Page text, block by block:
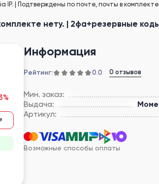
IP. | Подтверждены по почте, почты в
нету. | 2фа+резервные
Информация
Рейтинг: 0.0 0 отзывов
Мин. заказ:
Выдача:
Артикул:
Возможные способы оплаты